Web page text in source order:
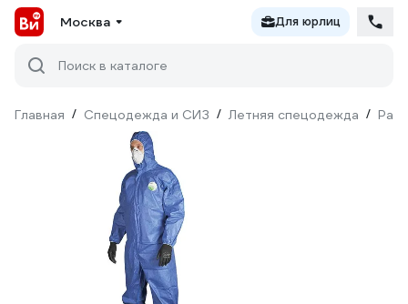
Москва Для юрлиц
Поиск в каталоге
Главная / Спецодежда и СИЗ / Летняя спецодежда /